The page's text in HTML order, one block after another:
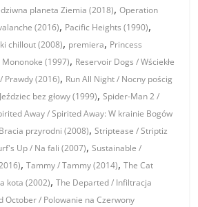
planeta Ziemia (2018),Operation
(2016), Pacific Heights (1990),
chillout (2008), premiera, Princess
(1997), Reservoir Dogs / Wściekłe
Prawdy (2016), Run All Night / Nocny pościg
bez głowy (1999),Spider-Man 2 /
Away / Spirited Away: W krainie Bogów
przyrodni (2008),Striptease / Striptiz
Up / Na fali (2007),Sustainable /
,Tammy / Tammy (2014),The Cat
kota (2002),The Departed / Infiltracja
October / Polowanie na Czerwony